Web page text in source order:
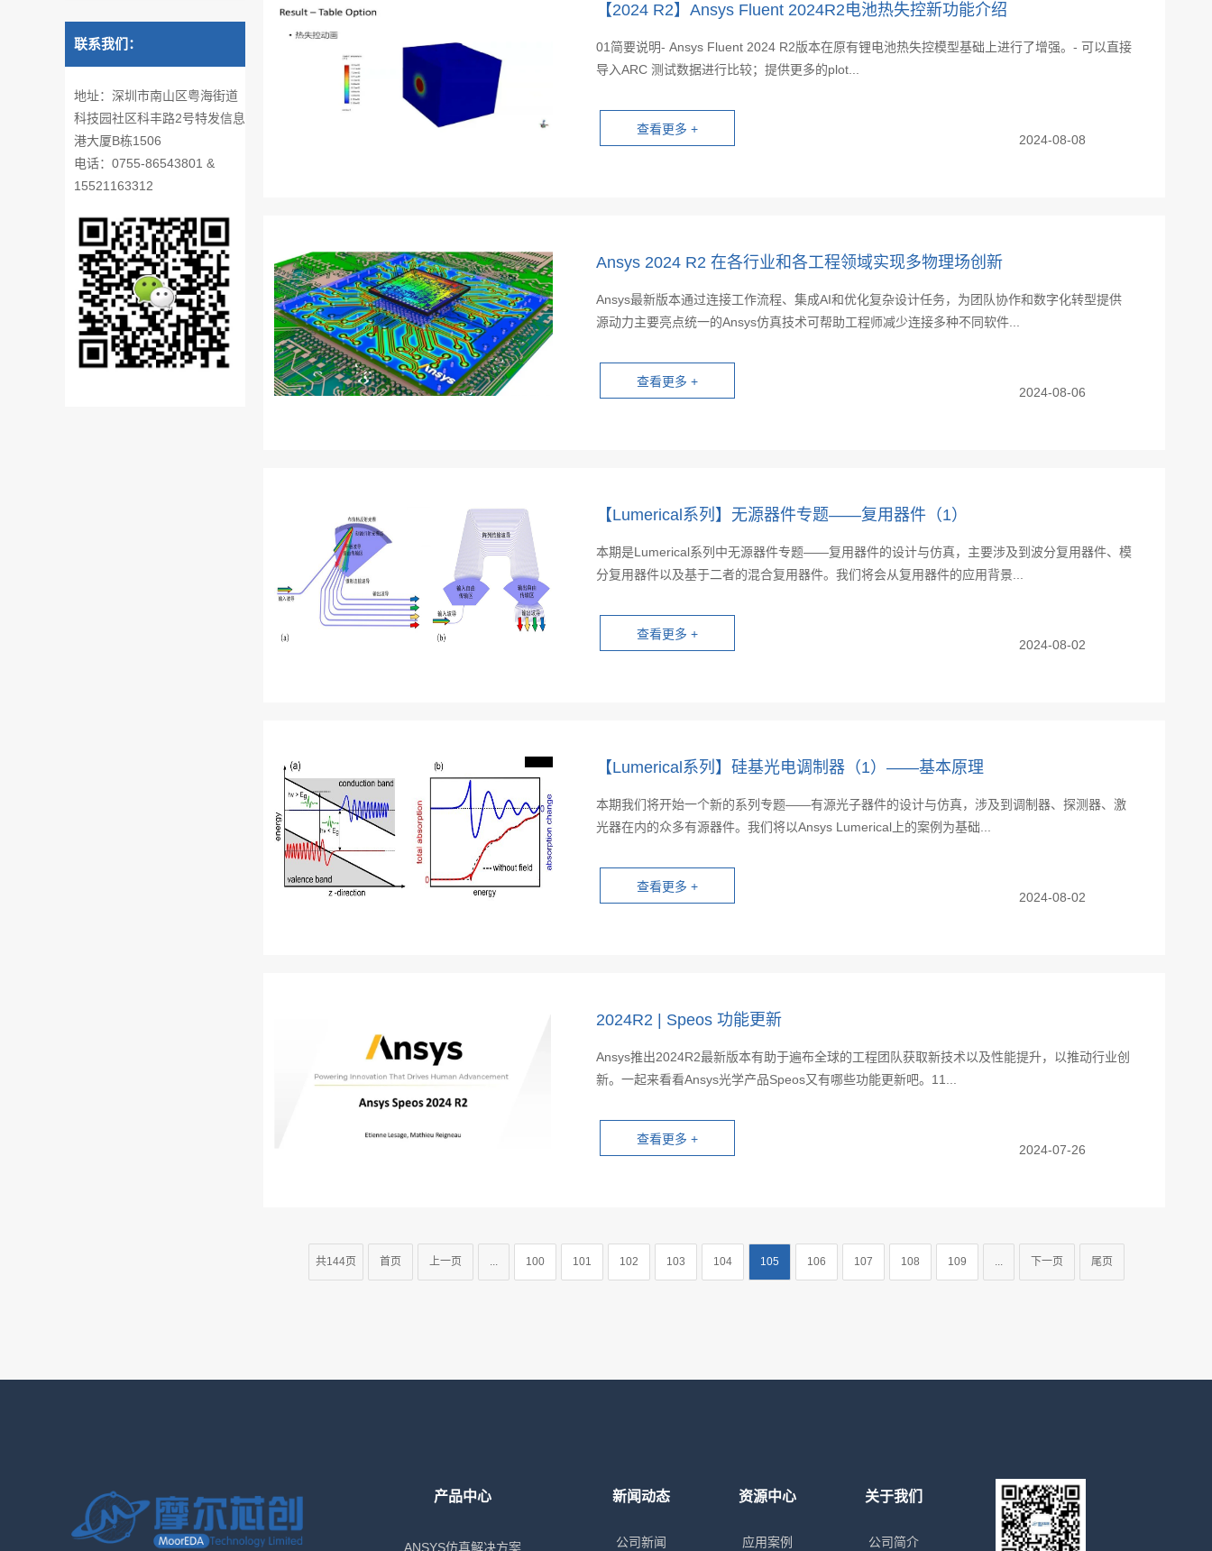
联系我们：
地址：深圳市南山区粤海街道
科技园社区科丰路2号特发信息
港大厦B栋1506
电话：0755-86543801 &
15521163312
【2024 R2】Ansys Fluent 2024R2电池热失控新功能介绍
01简要说明‐ Ansys Fluent 2024 R2版本在原有锂电池热失控模型基础上进行了增强。‐ 可以直接
导入ARC 测试数据进行比较；提供更多的plot...
2024-08-08
Ansys 2024 R2 在各行业和各工程领域实现多物理场创新
Ansys最新版本通过连接工作流程、集成AI和优化复杂设计任务，为团队协作和数字化转型提供
源动力主要亮点统一的Ansys仿真技术可帮助工程师减少连接多种不同软件...
2024-08-06
【Lumerical系列】无源器件专题——复用器件（1）
本期是Lumerical系列中无源器件专题——复用器件的设计与仿真，主要涉及到波分复用器件、模
分复用器件以及基于二者的混合复用器件。我们将会从复用器件的应用背景...
2024-08-02
【Lumerical系列】硅基光电调制器（1）——基本原理
本期我们将开始一个新的系列专题——有源光子器件的设计与仿真，涉及到调制器、探测器、激
光器在内的众多有源器件。我们将以Ansys Lumerical上的案例为基础...
2024-08-02
2024R2 | Speos 功能更新
Ansys推出2024R2最新版本有助于遍布全球的工程团队获取新技术以及性能提升，以推动行业创
新。一起来看看Ansys光学产品Speos又有哪些功能更新吧。11...
2024-07-26
共144页 首页 上一页 ... 100 101 102 103 104 105 106 107 108 109 ... 下一页 尾页
产品中心
ANSYS仿真解决方案
新闻动态
公司新闻
资源中心
应用案例
关于我们
公司简介